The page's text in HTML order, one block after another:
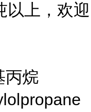
以上，欢迎
丙烷